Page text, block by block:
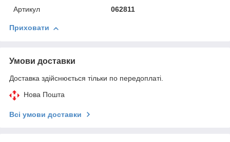
Артикул
062811
Приховати
Умови доставки
Доставка здійснюється тільки по передоплаті.
Нова Пошта
Всі умови доставки